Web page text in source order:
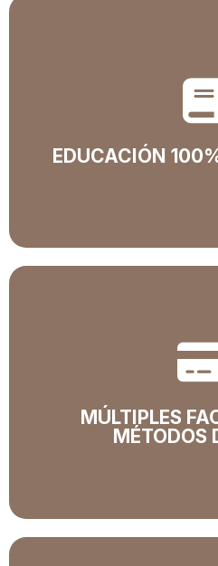
Programas de
Formación técnica laboral
EDUCACIÓN
Educación
La base de nuestra oferta
MÚLTIPLES
MÉTODOS